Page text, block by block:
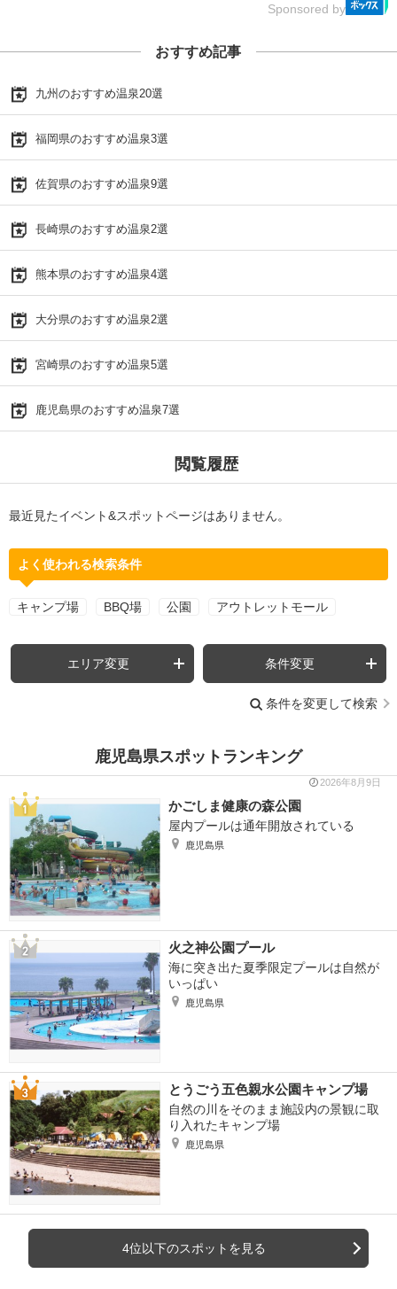
Sponsored by
おすすめ記事
九州のおすすめ温泉20選
福岡県のおすすめ温泉3選
佐賀県のおすすめ温泉9選
長崎県のおすすめ温泉2選
熊本県のおすすめ温泉4選
大分県のおすすめ温泉2選
宮崎県のおすすめ温泉5選
鹿児島県のおすすめ温泉7選
閲覧履歴
最近見たイベント&スポットページはありません。
よく使われる検索条件
キャンプ場 BBQ場 公園 アウトレットモール
エリア変更 条件変更
条件を変更して検索
鹿児島県スポットランキング
2026年8月9日
かごしま健康の森公園
屋内プールは通年開放されている
鹿児島県
火之神公園プール
海に突き出た夏季限定プールは自然が
いっぱい
鹿児島県
とうごう五色親水公園キャンプ場
自然の川をそのまま施設内の景観に取
り入れたキャンプ場
鹿児島県
4位以下のスポットを見る